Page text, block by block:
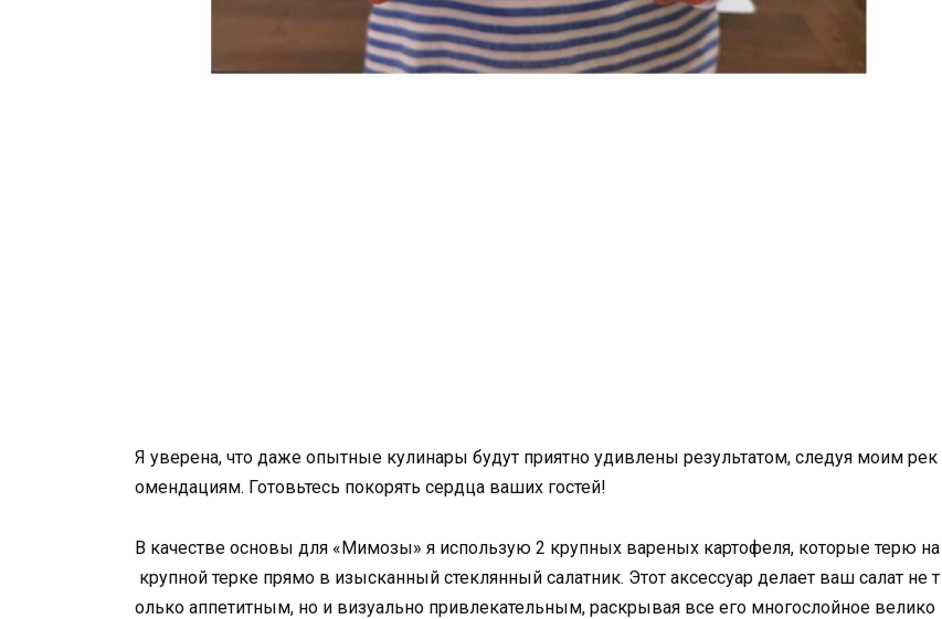
Я уверена, что даже опытные кулинары будут приятно удивлены результатом, следуя моим рек
омендациям. Готовьтесь покорять сердца ваших гостей!
В качестве основы для «Мимозы» я использую 2 крупных вареных картофеля, которые терю на
крупной терке прямо в изысканный стеклянный салатник. Этот аксессуар делает ваш салат не т
олько аппетитным, но и визуально привлекательным, раскрывая все его многослойное велико